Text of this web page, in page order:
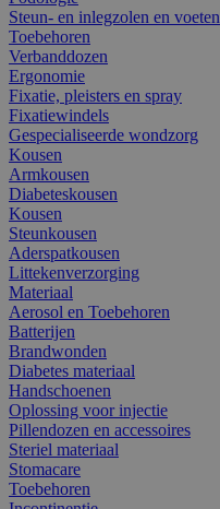
Steun- en inlegzolen en voeten
Toebehoren
Verbanddozen
Ergonomie
Fixatie, pleisters en spray
Fixatiewindels
Gespecialiseerde wondzorg
Kousen
Armkousen
Diabeteskousen
Kousen
Steunkousen
Aderspatkousen
Littekenverzorging
Materiaal
Aerosol en Toebehoren
Batterijen
Brandwonden
Diabetes materiaal
Handschoenen
Oplossing voor injectie
Pillendozen en accessoires
Steriel materiaal
Stomacare
Toebehoren